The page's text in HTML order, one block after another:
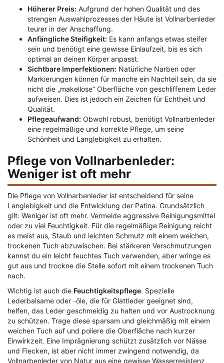
Höherer Preis: Aufgrund der hohen Qualität und des
strengen Auswahlprozesses der Häute ist Vollnarbenleder
teurer in der Anschaffung.
Anfängliche Steifigkeit: Es kann anfangs etwas steifer
sein und benötigt eine gewisse Einlaufzeit, bis es sich
optimal an deinen Körper anpasst.
Sichtbare Imperfektionen: Natürliche Narben oder
Markierungen können für manche ein Nachteil sein, da sie
nicht die „makellose“ Oberfläche von geschliffenem Leder
aufweisen. Dies ist jedoch ein Zeichen für Echtheit und
Qualität.
Pflegeaufwand: Obwohl robust, benötigt Vollnarbenleder
eine regelmäßige und korrekte Pflege, um seine
Schönheit und Langlebigkeit zu erhalten.
Pflege von Vollnarbenleder:
Weniger ist oft mehr
Die Pflege von Vollnarbenleder ist entscheidend für seine
Langlebigkeit und die Entwicklung der Patina. Grundsätzlich
gilt: Weniger ist oft mehr. Vermeide aggressive Reinigungsmittel
oder zu viel Feuchtigkeit. Für die regelmäßige Reinigung reicht
es meist aus, Staub und leichten Schmutz mit einem weichen,
trockenen Tuch abzuwischen. Bei stärkeren Verschmutzungen
kannst du ein leicht feuchtes Tuch verwenden, aber wringe es
gut aus und trockne die Stelle sofort mit einem trockenen Tuch
nach.
Wichtig ist auch die Feuchtigkeitspflege. Spezielle
Lederbalsame oder -öle, die für Glattleder geeignet sind,
helfen, das Leder geschmeidig zu halten und vor Austrocknung
zu schützen. Trage diese sparsam und gleichmäßig mit einem
weichen Tuch auf und poliere die Oberfläche nach kurzer
Einwirkzeit. Eine Imprägnierung schützt zusätzlich vor Nässe
und Flecken, ist aber nicht immer zwingend notwendig, da
Vollnarbenleder von Natur aus eine gewisse Wasserresistenz